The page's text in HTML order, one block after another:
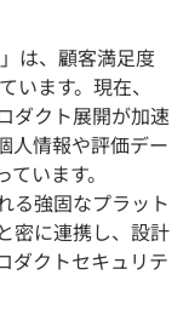
は、顧客満足度
ます。現在、
ダクト展開が加速
人情報や評価デー
います。
る強固なプラット
密に連携し、設計
ダクトセキュリテ